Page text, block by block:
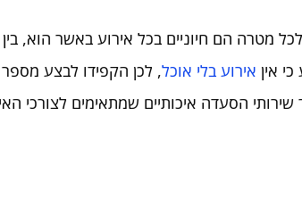
לכל מטרה הם חיוניים בכל אירוע באשר הוא,
אין אירוע בלי אוכל, לכן הקפידו לבצע מספר
הסעדה איכותיים שמתאימים לצורכי